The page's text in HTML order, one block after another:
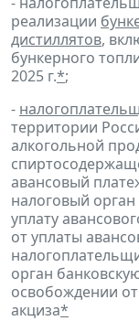
реализации
дистиллятов,
бункерного
2025 г.*;
-
территории
алкогольной
авансовый
налоговый орган
уплату
от уплаты
орган
освобождении
акциза*